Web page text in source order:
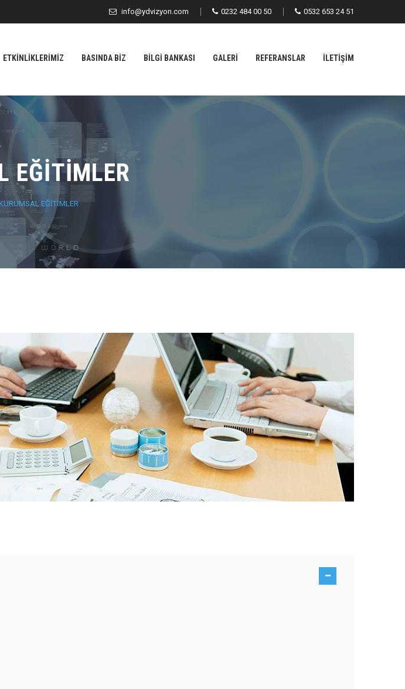
info@ydvizyon.com 0232 484 00 50 0532 653 24 51
ETKINLIKLERIMIZ BASINDA BIZ BILGI BANKASI GALERI REFERANSLAR İLETIŞIM
EĞITIMLER
EĞITIMLER